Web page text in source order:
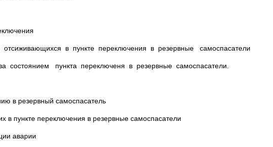
в пункте переключения в резервные самоспасатели
состоянием пункта переключеня в резервные самоспасатели.
в резервный самоспасатель
в пункте переключения в резервные самоспасатели
аварии